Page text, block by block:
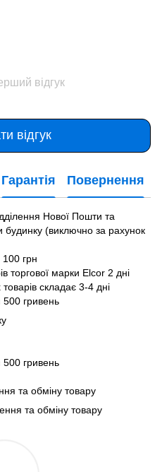
відгук
відгук
Гарантія Повернення
Нової Пошти та
будинку (виключно за рахунок
100 грн
торгової марки Elcor 2 дні
складає 3-4 дні
гривень
гривень
та обміну товару
та обміну товару